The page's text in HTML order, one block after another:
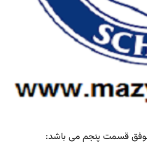
قسمت پنجم می باشد: